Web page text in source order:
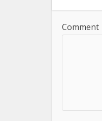
Comment